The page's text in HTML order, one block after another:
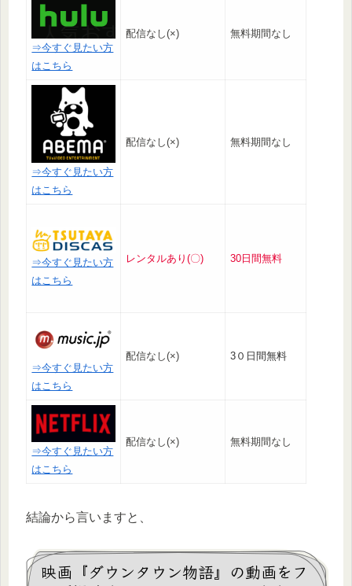
⇒今すぐ見たい方
はこちら
配信なし(×) 無料期間なし
⇒今すぐ見たい方
はこちら
配信なし(×) 無料期間なし
⇒今すぐ見たい方
はこちら
レンタルあり(〇) 30日間無料
⇒今すぐ見たい方
はこちら
配信なし(×) 3０日間無料
⇒今すぐ見たい方
はこちら
配信なし(×) 無料期間なし
結論から言いますと、
映画『ダウンタウン物語』の動画をフ